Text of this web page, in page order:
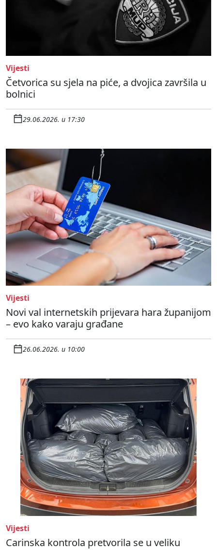
Vijesti
Četvorica su sjela na piće, a dvojica završila u
bolnici
29.06.2026. u 17:30
Vijesti
Novi val internetskih prijevara hara županijom
– evo kako varaju građane
26.06.2026. u 10:00
Vijesti
Carinska kontrola pretvorila se u veliku